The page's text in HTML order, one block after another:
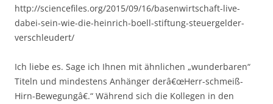
http://sciencefiles.org/2015/09/16/basenwirtschaft-live-
dabei-sein-wie-die-heinrich-boell-stiftung-steuergelder-
verschleudert/
Ich liebe es. Sage ich Ihnen mit ähnlichen „wunderbaren“
Titeln und mindestens Anhänger derâ€œHerr-schmeiß-
Hirn-Bewegungâ€.“ Während sich die Kollegen in den